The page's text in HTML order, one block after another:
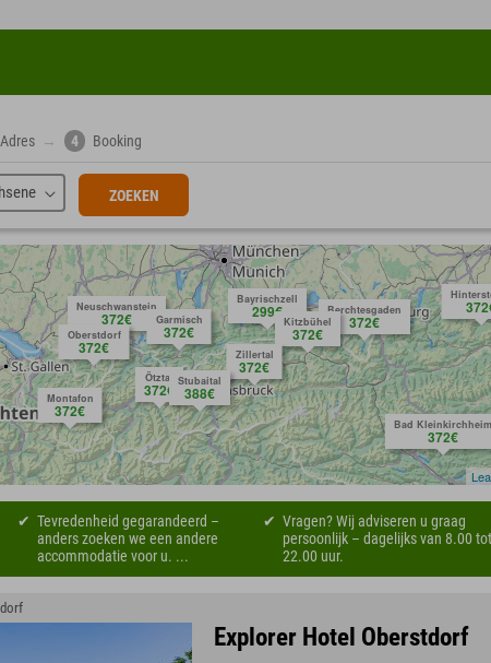
Adres → 4 Booking
ZOEKEN
Oberstdorf
372€ Zillertal
372€
Stubaital
388€
Ötztal
372€
Neuschwanstein
372€
Montafon
372€
Kitzbühel
372€
Garmisch
372€
Berchtesgaden
372€
Bayrischzell
299€
Bad Kleinkirchheim
372€
Tevredenheid gegarandeerd –
anders zoeken we een andere
accommodatie voor u. ...
Vragen? Wij adviseren u graag
persoonlijk – dagelijks van 8.00 tot
22.00 uur.
Explorer Hotel Oberstdorf